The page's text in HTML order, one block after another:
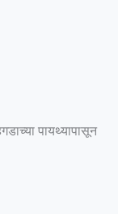
पायथ्यापासून